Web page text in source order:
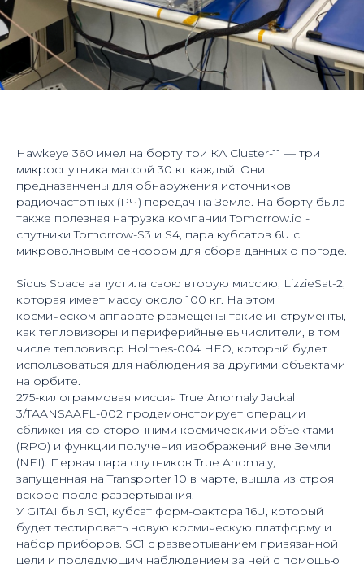
Hawkeye 360 имел на борту три КА Cluster-11 — три
микроспутника массой 30 кг каждый. Они
предназанчены для обнаружения источников
радиочастотных (РЧ) передач на Земле. На борту была
также полезная нагрузка компании Tomorrow.io -
спутники Tomorrow-S3 и S4, пара кубсатов 6U с
микроволновым сенсором для сбора данных о погоде.
Sidus Space запустила свою вторую миссию, LizzieSat-2,
которая имеет массу около 100 кг. На этом
космическом аппарате размещены такие инструменты,
как тепловизоры и периферийные вычислители, в том
числе тепловизор Holmes-004 HEO, который будет
использоваться для наблюдения за другими объектами
на орбите.
275-килограммовая миссия True Anomaly Jackal
3/TAANSAAFL-002 продемонстрирует операции
сближения со сторонними космическими объектами
(RPO) и функции получения изображений вне Земли
(NEI). Первая пара спутников True Anomaly,
запущенная на Transporter 10 в марте, вышла из строя
вскоре после развертывания.
У GITAI был SC1, кубсат форм-фактора 16U, который
будет тестировать новую космическую платформу и
набор приборов. SC1 с развертыванием привязанной
цели и последующим наблюдением за ней с помощью